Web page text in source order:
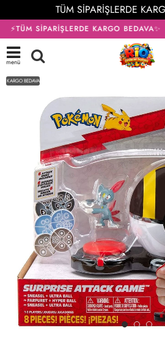
TÜM SİPARİŞLERDE
⚡TÜM SİPARİŞLERDE KARGO BEDAVA✨
menü
KARGO BEDAVA